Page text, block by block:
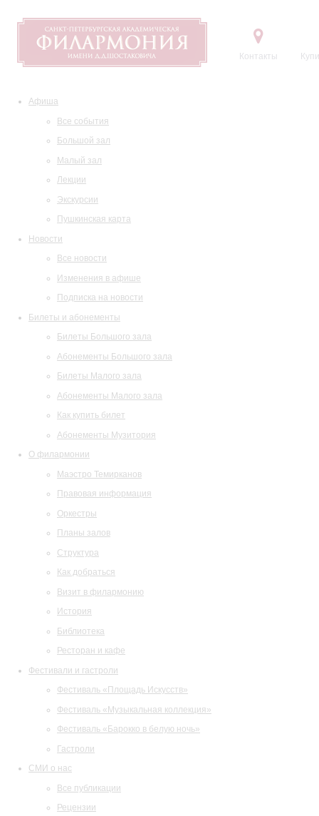
Контакты
Афиша
Все события
Большой зал
Малый зал
Лекции
Экскурсии
Пушкинская карта
Новости
Все новости
Изменения в афише
Подписка на новости
Билеты и абонементы
Билеты Большого зала
Абонементы Большого зала
Билеты Малого зала
Абонементы Малого зала
Как купить билет
Абонементы Музитория
О филармонии
Маэстро Темирканов
Правовая информация
Оркестры
Планы залов
Структура
Как добраться
Визит в филармонию
История
Библиотека
Ресторан и кафе
Фестивали и гастроли
Фестиваль «Площадь Искусств»
Фестиваль «Музыкальная коллекция»
Фестиваль «Барокко в белую ночь»
Гастроли
СМИ о нас
Все публикации
Рецензии